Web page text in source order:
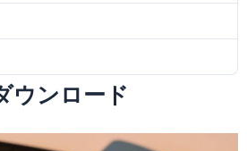
ウンロード